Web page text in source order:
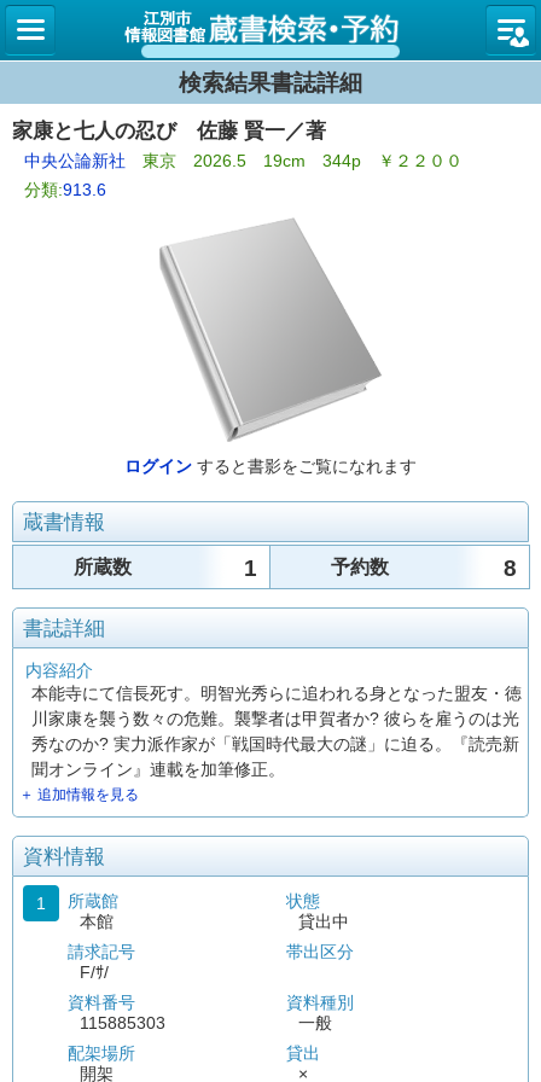
図書館
検索結果書誌詳細
家康と七人の忍び 佐藤 賢一／著
中央公論新社 東京 2026.5 19cm 344p ￥２２００
分類:913.6
ログイン すると書影をご覧になれます
蔵書情報
所蔵数 1 予約数 8
書誌詳細
内容紹介
本能寺にて信長死す。明智光秀らに追われる身となった盟友・徳
川家康を襲う数々の危難。襲撃者は甲賀者か? 彼らを雇うのは光
秀なのか? 実力派作家が「戦国時代最大の謎」に迫る。『読売新
聞オンライン』連載を加筆修正。
＋ 追加情報を見る
資料情報
1
所蔵館
本館
請求記号
F/ｻ/
資料番号
115885303
配架場所
開架
状態
貸出中
帯出区分
資料種別
一般
貸出
×